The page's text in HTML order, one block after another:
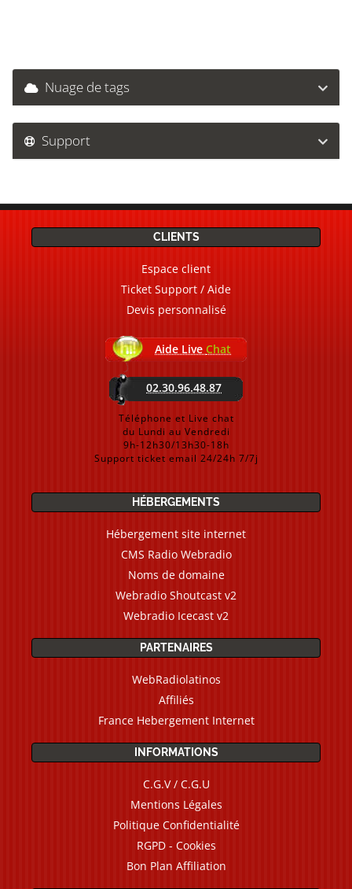
Nuage de tags
Support
CLIENTS
Espace client
Ticket Support / Aide
Devis personnalisé
Aide Live Chat
02.30.96.48.87
Téléphone et Live chat
du Lundi au Vendredi
9h-12h30/13h30-18h
Support ticket email 24/24h 7/7j
HÉBERGEMENTS
Hébergement site internet
CMS Radio Webradio
Noms de domaine
Webradio Shoutcast v2
Webradio Icecast v2
PARTENAIRES
WebRadiolatinos
Affiliés
France Hebergement Internet
INFORMATIONS
C.G.V / C.G.U
Mentions Légales
Politique Confidentialité
RGPD - Cookies
Bon Plan Affiliation